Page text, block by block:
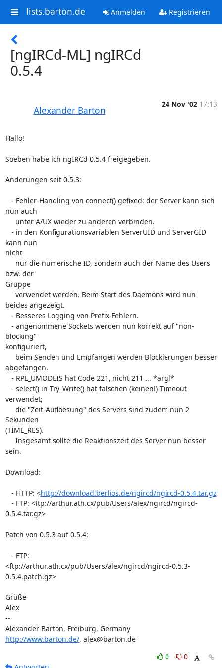
lists.barton.de Anmelden Registrieren
[ngIRCd-ML] ngIRCd
0.5.4
Alexander Barton
24 Nov '02 17:13
Hallo!
Soeben habe ich ngIRCd 0.5.4 freigegeben.
Änderungen seit 0.5.3:
nun auch
kann nun
nicht
bzw. der
Gruppe
beides angezeigt.
blocking"
konfiguriert,
abgefangen.
verwendet;
Sekunden
(TIME_RES).
sein.
Download:
   - HTTP: <
http://download.berlios.de/ngircd/ngircd-0.5.4.tar.gz
0.5.4.tar.gz>
Patch von 0.5.3 auf 0.5.4:
<ftp://arthur.ath.cx/pub/Users/alex/ngircd/ngircd-0.5.3-
0.5.4.patch.gz>
Grüße
Alex
--
Alexander Barton, Freiburg, Germany
http://www.barton.de/, alex@barton.de
0
0